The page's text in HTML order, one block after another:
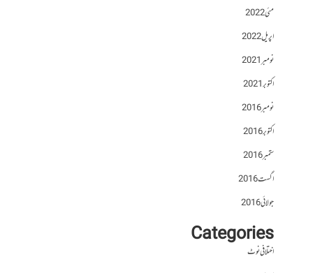
مئی 2022
اپریل 2022
نومبر 2021
اکتوبر 2021
نومبر 2016
اکتوبر 2016
ستمبر 2016
اگست 2016
جولائی 2016
Categories
اختلافی نوٹ